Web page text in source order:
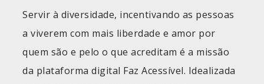
Servir à diversidade, incentivando as pessoas
a viverem com mais liberdade e amor por
quem são e pelo o que acreditam é a missão
da plataforma digital Faz Acessível. Idealizada